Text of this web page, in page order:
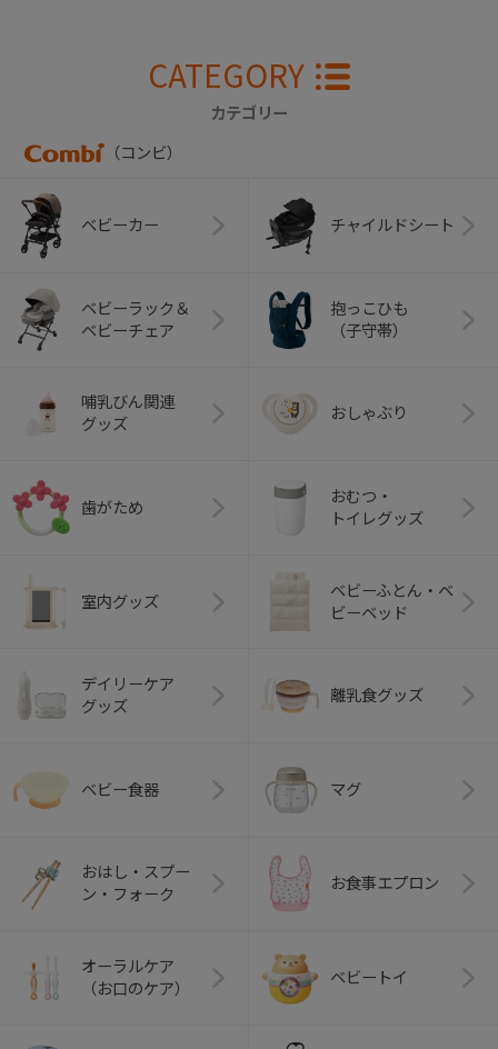
CATEGORY
カテゴリー
（コンビ）
ベビーカー チャイルドシート
ベビーラック＆
ベビーチェア
抱っこひも
（子守帯）
哺乳びん関連
グッズ
おしゃぶり
歯がため
おむつ・
トイレグッズ
室内グッズ
ベビーふとん・ベ
ビーベッド
デイリーケア
グッズ
離乳食グッズ
ベビー食器 マグ
おはし・スプー
ン・フォーク
お食事エプロン
オーラルケア
（お口のケア）
ベビートイ